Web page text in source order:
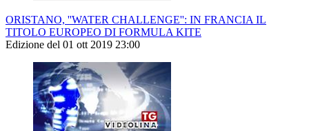
ORISTANO, ''WATER CHALLENGE'': IN FRANCIA IL
TITOLO EUROPEO DI FORMULA KITE
Edizione del 01 ott 2019 23:00